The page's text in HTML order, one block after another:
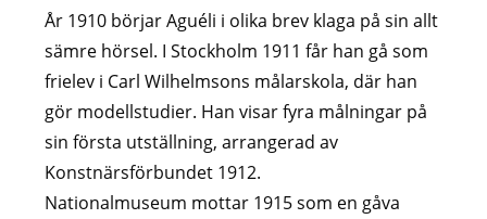
År 1910 börjar Aguéli i olika brev klaga på sin allt
sämre hörsel. I Stockholm 1911 får han gå som
frielev i Carl Wilhelmsons målarskola, där han
gör modellstudier. Han visar fyra målningar på
sin första utställning, arrangerad av
Konstnärsförbundet 1912.
Nationalmuseum mottar 1915 som en gåva